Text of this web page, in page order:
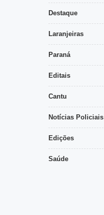
Destaque
Laranjeiras
Paraná
Editais
Cantu
Notícias Policiais
Edições
Saúde